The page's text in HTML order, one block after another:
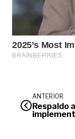
ANTERIOR
Respaldo a